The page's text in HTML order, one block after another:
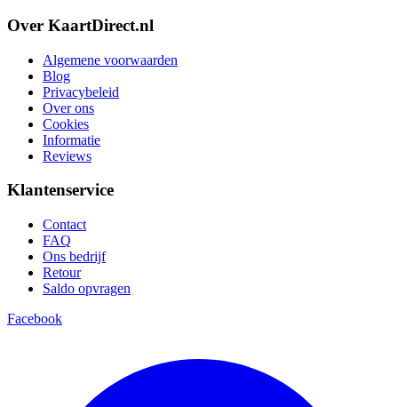
Over KaartDirect.nl
Algemene voorwaarden
Blog
Privacybeleid
Over ons
Cookies
Informatie
Reviews
Klantenservice
Contact
FAQ
Ons bedrijf
Retour
Saldo opvragen
Facebook